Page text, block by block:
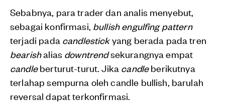
Sebabnya, para trader dan analis menyebut,
sebagai konfirmasi, bullish engulfing pattern
terjadi pada candlestickyang berada pada tren
bearishalias downtrendsekurangnya empat
candleberturut-turut. Jika candleberikutnya
terlahap sempurna oleh candle bullish, barulah
reversal dapat terkonfirmasi.